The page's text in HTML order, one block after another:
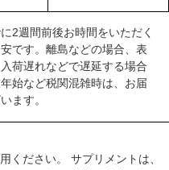
2週間前後お時間をいただく
です。離島などの場合、表
荷遅れなどで遅延する場合
始など税関混雑時は、お届
ます。
ください。 サプリメントは、